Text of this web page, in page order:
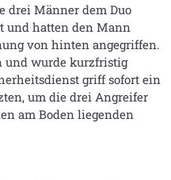
drei Männer dem Duo
und hatten den Mann
von hinten angegriffen.
und wurde kurzfristig
griff sofort ein
um die drei Angreifer
am Boden liegenden